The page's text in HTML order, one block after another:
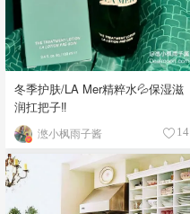
冬季护肤/LA Mer精粹水💦保湿滋
润扛把子‼️
滺小枫雨子酱 14